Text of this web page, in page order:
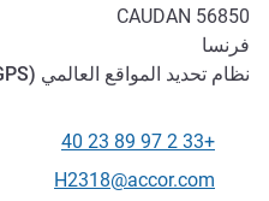
56850
CAUDAN
فرنسا
نظام تحديد المواقع العالمي (
الهاتف
+33 2 97 89 23 40
تواصل معنا عبر البريد
H2318@accor.com